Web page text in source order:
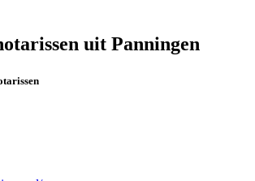
uit Panningen